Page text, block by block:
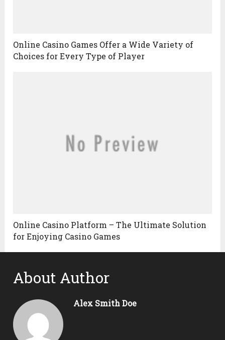
Online Casino Games Offer a Wide Variety of
Choices for Every Type of Player
Online Casino Platform – The Ultimate Solution
for Enjoying Casino Games
About Author
Alex Smith Doe